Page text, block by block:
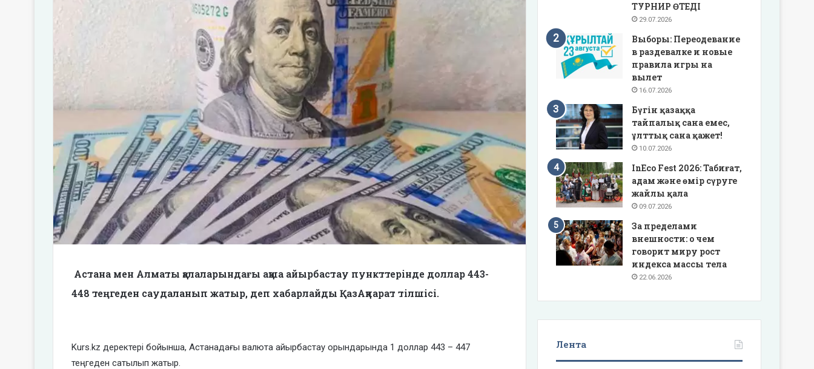
Астана мен Алматы қалаларындағы ақша айырбастау пункттерінде доллар 443-
448 теңгеден саудаланып жатыр, деп хабарлайды ҚазАқпарат тілшісі.
Kurs.kz деректері бойынша, Астанадағы валюта айырбастау орындарында 1 доллар 443 – 447
теңгеден сатылып жатыр.
ТУРНИР ӨТЕДІ
29.07.2026
Выборы: Переодевание
в раздевалке и новые
правила игры на
вылет
16.07.2026
Бүгін қазаққа
тайпалық сана емес,
ұлттық сана қажет!
10.07.2026
InEco Fest 2026: Табиғат,
адам және өмір сүруге
жайлы қала
09.07.2026
За пределами
внешности: о чем
говорит миру рост
индекса массы тела
22.06.2026
Лента